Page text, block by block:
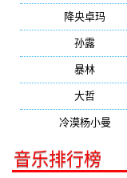
降央卓玛
孙露
暴林
大哲
冷漠杨小曼
音乐排行榜